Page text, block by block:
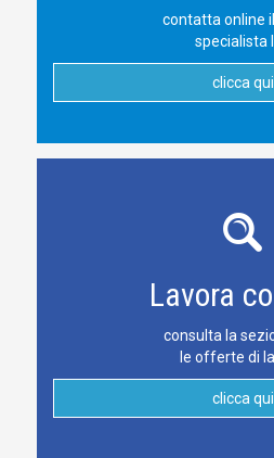
contatta online
specialista
clicca qui
Lavora
consulta la
le offerte di
clicca qui